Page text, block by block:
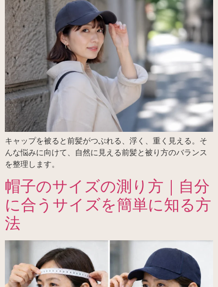
キャップを被ると前髪がつぶれる、浮く、重く見える。そ
んな悩みに向けて、自然に見える前髪と被り方のバランス
を整理します。
帽子のサイズの測り方｜自分
に合うサイズを簡単に知る方
法